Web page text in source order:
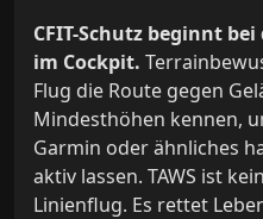
CFIT-Schutz beginnt
im Cockpit.
Flug die Route gegen
Mindesthöhen kennen,
Garmin oder ähnliches
aktiv lassen. TAWS ist
Linienflug. Es rettet